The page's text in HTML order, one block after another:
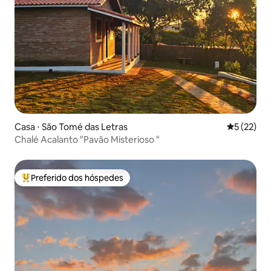
Casa ⋅ São Tomé das Letras 5 de uma
5 (22)
Chalé Acalanto "Pavão Misterioso "
Entre os melhores preferidos dos hóspedes
Preferido dos hóspedes